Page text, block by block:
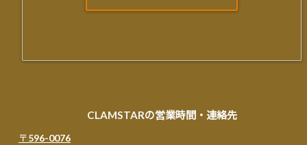
CLAMSTARの営業時間・連絡先
〒596-0076